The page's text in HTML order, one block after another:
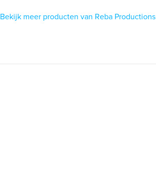
Bekijk meer producten van Reba Productions